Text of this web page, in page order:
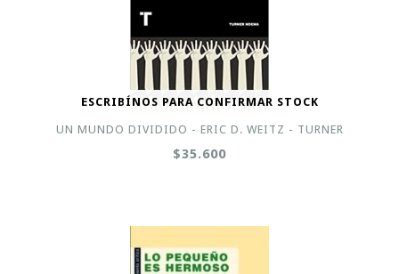
ESCRIBÍNOS PARA CONFIRMAR STOCK
UN MUNDO DIVIDIDO - ERIC D. WEITZ - TURNER
$35.600